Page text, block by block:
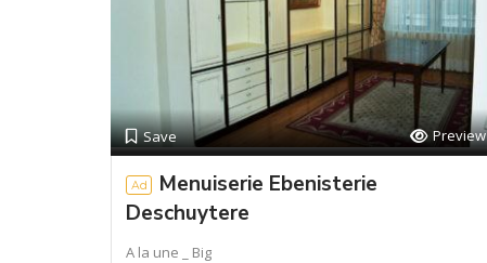
Save Preview
Ad
Menuiserie Ebenisterie
Deschuytere
A la une _ Big